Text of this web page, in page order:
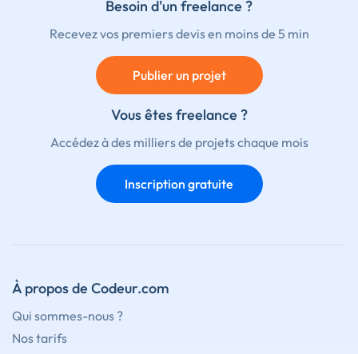
Besoin d'un freelance ?
Recevez vos premiers devis en moins de 5 min
Publier un projet
Vous êtes freelance ?
Accédez à des milliers de projets chaque mois
Inscription gratuite
À propos de Codeur.com
Qui sommes-nous ?
Nos tarifs